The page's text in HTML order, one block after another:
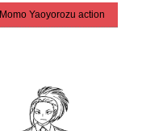
Momo Yaoyorozu action